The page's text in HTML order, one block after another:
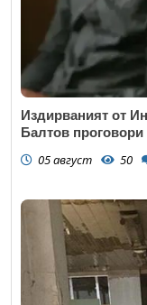
Издирваният от
Балтов
05 август 50